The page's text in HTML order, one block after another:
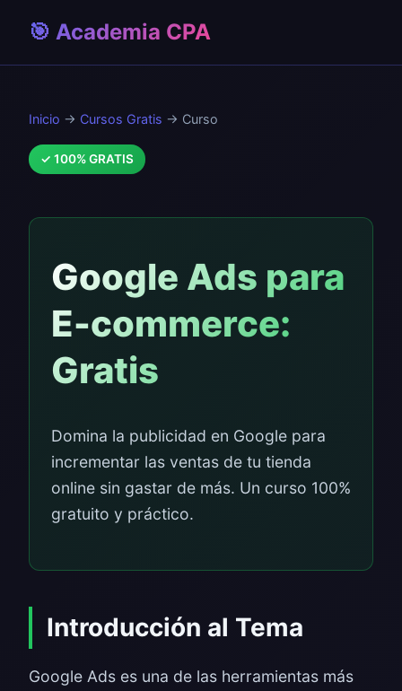
🎯 Academia CPA
Inicio → Cursos Gratis → Curso
✓ 100% GRATIS
Google Ads para
E-commerce:
Gratis
Domina la publicidad en Google para
incrementar las ventas de tu tienda
online sin gastar de más. Un curso 100%
gratuito y práctico.
Introducción al Tema
Google Ads es una de las herramientas más